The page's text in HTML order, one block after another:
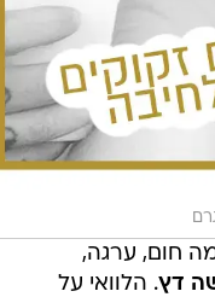
חום, ערגה,
דץ. הלוואי על